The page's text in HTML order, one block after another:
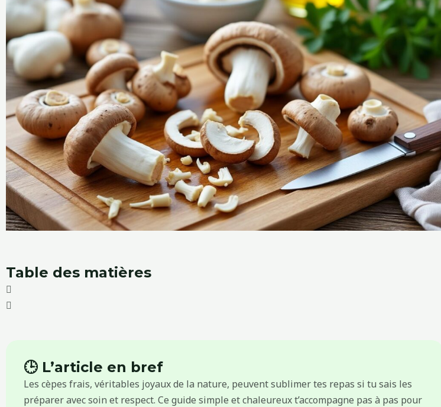
Table des matières
🕒 L’article en bref
Les cèpes frais, véritables joyaux de la nature, peuvent sublimer tes repas si tu sais les
préparer avec soin et respect. Ce guide simple et chaleureux t’accompagne pas à pas pour